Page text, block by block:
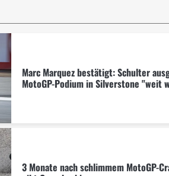
Marc Marquez bestätigt: Schulter
MotoGP-Podium in Silverstone "weit
3 Monate nach schlimmem MotoGP-